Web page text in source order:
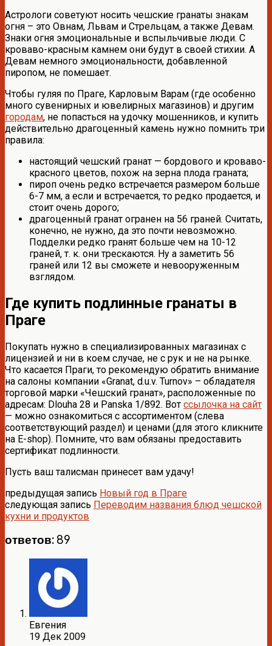
Астрологи советуют носить чешские гранаты знакам
огня – это Овнам, Львам и Стрельцам, а также Девам.
Знаки огня эмоциональные и вспыльчивые люди. С
кроваво-красным камнем они будут в своей стихии. А
Девам немного эмоциональности, добавленной
пиропом, не помешает.
Чтобы гуляя по Праге, Карловым Варам (где особенно
много сувенирных и ювелирных магазинов) и другим
городам, не попасться на удочку мошенников, и купить
действительно драгоценный камень нужно помнить три
правила:
настоящий чешский гранат — бордового и кроваво-
красного цветов, похож на зерна плода граната;
пироп очень редко встречается размером больше
6-7 мм, а если и встречается, то редко продается, и
стоит очень дорого;
драгоценный гранат огранен на 56 граней. Считать,
конечно, не нужно, да это почти невозможно.
Подделки редко гранят больше чем на 10-12
граней, т. к. они трескаются. Ну а заметить 56
граней или 12 вы сможете и невооруженным
взглядом.
Где купить подлинные гранаты в
Праге
Покупать нужно в специализированных магазинах с
лицензией и ни в коем случае, не с рук и не на рынке.
Что касается Праги, то рекомендую обратить внимание
на салоны компании «Granat, d.u.v. Turnov» – обладателя
торговой марки «Чешский гранат», расположенные по
адресам: Dlouha 28 и Panska 1/892. Вот ссылочка на сайт
— можно ознакомиться с ассортиментом (слева
соответствующий раздел) и ценами (для этого кликните
на E-shop). Помните, что вам обязаны предоставить
сертификат подлинности.
Пусть ваш талисман принесет вам удачу!
предыдущая запись Новый год в Праге
следующая запись Переводим названия блюд чешской
кухни и продуктов
ответов: 89
Евгения
19 Дек 2009